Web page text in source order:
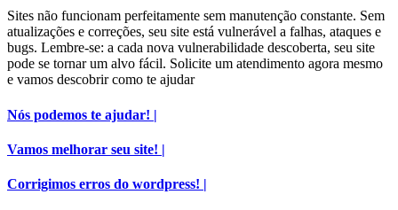
Sites não funcionam perfeitamente sem manutenção constante. Sem
atualizações e correções, seu site está vulnerável a falhas, ataques e
bugs. Lembre-se: a cada nova vulnerabilidade descoberta, seu site
pode se tornar um alvo fácil. Solicite um atendimento agora mesmo
e vamos descobrir como te ajudar
Nós podemos te ajudar! |
Vamos melhorar seu site! |
Corrigimos erros do wordpress! |